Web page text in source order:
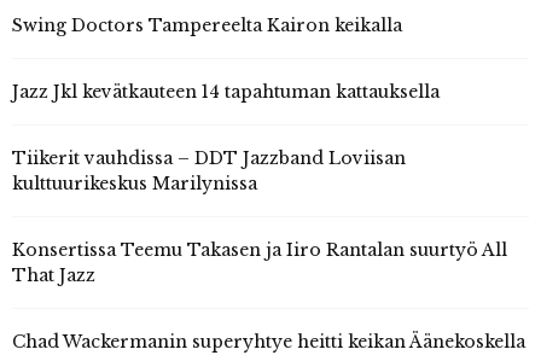
Swing Doctors Tampereelta Kairon keikalla
Jazz Jkl kevätkauteen 14 tapahtuman kattauksella
Tiikerit vauhdissa – DDT Jazzband Loviisan
kulttuurikeskus Marilynissa
Konsertissa Teemu Takasen ja Iiro Rantalan suurtyö All
That Jazz
Chad Wackermanin superyhtye heitti keikan Äänekoskella